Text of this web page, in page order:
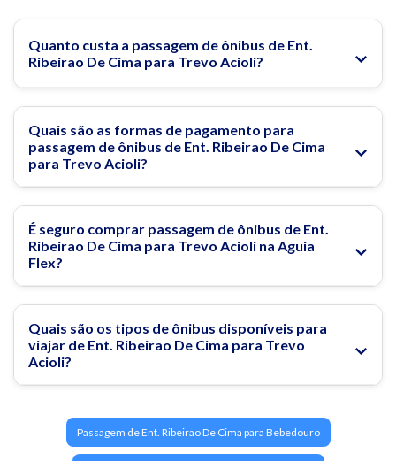
Quanto custa a passagem de ônibus de Ent.
Ribeirao De Cima para Trevo Acioli?
Quais são as formas de pagamento para
passagem de ônibus de Ent. Ribeirao De Cima
para Trevo Acioli?
É seguro comprar passagem de ônibus de Ent.
Ribeirao De Cima para Trevo Acioli na Aguia
Flex?
Quais são os tipos de ônibus disponíveis para
viajar de Ent. Ribeirao De Cima para Trevo
Acioli?
Passagem de Ent. Ribeirao De Cima para Bebedouro